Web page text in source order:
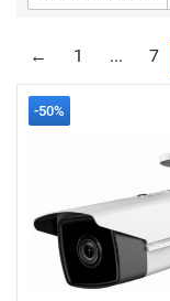
← 1 ... 7
-50%